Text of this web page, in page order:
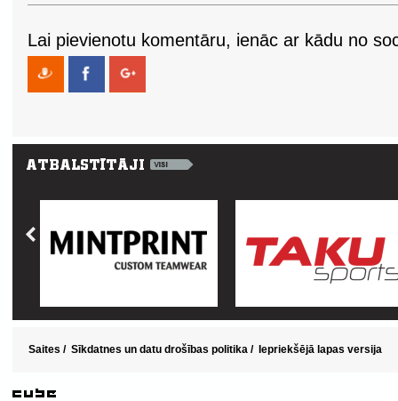
Lai pievienotu komentāru, ienāc ar kādu no
Saites / Sīkdatnes un datu drošības politika / Iepriekšējā lapas versija